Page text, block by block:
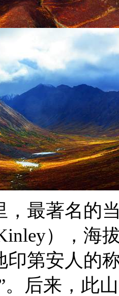
，最著名的
），海
印第安人的
。后来，此